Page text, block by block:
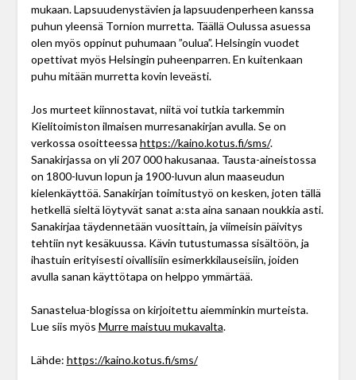
mukaan. Lapsuudenystävien ja lapsuudenperheen kanssa
puhun yleensä Tornion murretta. Täällä Oulussa asuessa
olen myös oppinut puhumaan ”oulua”. Helsingin vuodet
opettivat myös Helsingin puheenparren. En kuitenkaan
puhu mitään murretta kovin leveästi.
Jos murteet kiinnostavat, niitä voi tutkia tarkemmin
Kielitoimiston ilmaisen murresanakirjan avulla. Se on
verkossa osoitteessa https://kaino.kotus.fi/sms/.
Sanakirjassa on yli 207 000 hakusanaa. Tausta-aineistossa
on 1800-luvun lopun ja 1900-luvun alun maaseudun
kielenkäyttöä. Sanakirjan toimitustyö on kesken, joten tällä
hetkellä sieltä löytyvät sanat a:sta aina sanaan noukkia asti.
Sanakirjaa täydennetään vuosittain, ja viimeisin päivitys
tehtiin nyt kesäkuussa. Kävin tutustumassa sisältöön, ja
ihastuin erityisesti oivallisiin esimerkkilauseisiin, joiden
avulla sanan käyttötapa on helppo ymmärtää.
Sanastelua-blogissa on kirjoitettu aiemminkin murteista.
Lue siis myös Murre maistuu mukavalta.
Lähde: https://kaino.kotus.fi/sms/